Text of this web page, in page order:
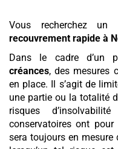
Vous recherchez un
recouvrement rapide à
Dans le cadre d’un
créances, des mesures
en place. Il s’agit de
une partie ou la totalité
risques
conservatoires ont
sera toujours en